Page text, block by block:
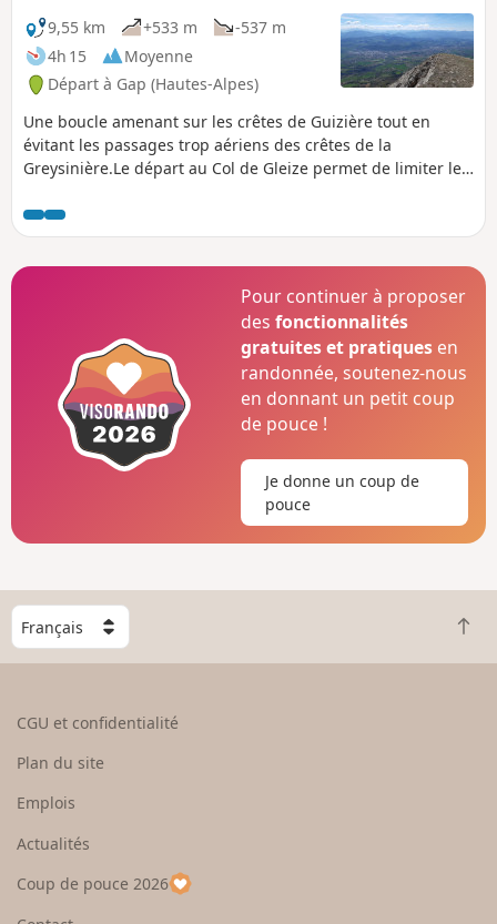
9,55 km
+533 m
-537 m
4h 15
Moyenne
Départ à Gap (Hautes-Alpes)
Une boucle amenant sur les crêtes de Guizière tout en
évitant les passages trop aériens des crêtes de la
Greysinière.Le départ au Col de Gleize permet de limiter le
les massifs de Ceüze, Bure, le Dévoluy, les Écrins,
l'Embrunais, l’Ubaye (Montagne de la Blanche) et les
Monges.
Pour continuer à proposer
desfonctionnalités
gratuites et pratiques en
randonnée, soutenez-nous
en donnant un petit coup
de pouce !
Je donne un coup de
pouce
C
h
o
e
u
p
a
R
e
CGU et confidentialité
Plan du site
Emplois
Actualités
Coup de pouce 2026